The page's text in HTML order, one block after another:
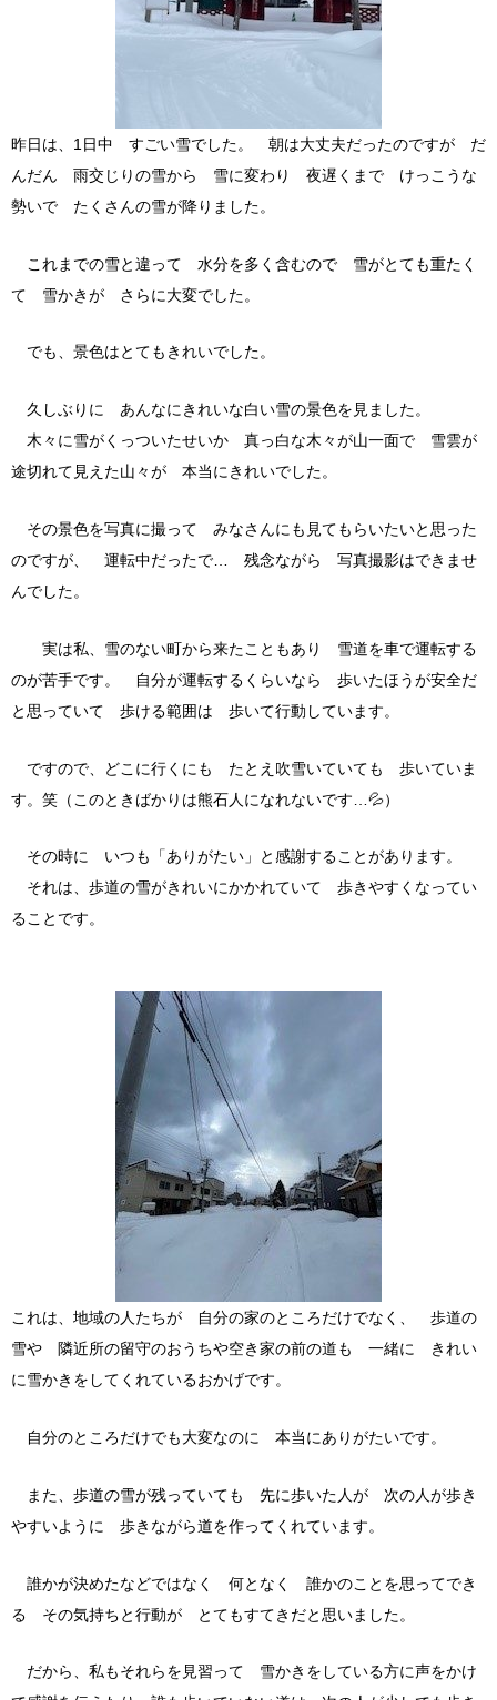
昨日は、1日中 すごい雪でした。 朝は大丈夫だったのですが だ
んだん 雨交じりの雪から 雪に変わり 夜遅くまで けっこうな
勢いで たくさんの雪が降りました。
これまでの雪と違って 水分を多く含むので 雪がとても重たく
て 雪かきが さらに大変でした。
でも、景色はとてもきれいでした。
久しぶりに あんなにきれいな白い雪の景色を見ました。
木々に雪がくっついたせいか 真っ白な木々が山一面で 雪雲が
途切れて見えた山々が 本当にきれいでした。
その景色を写真に撮って みなさんにも見てもらいたいと思った
のですが、 運転中だったで… 残念ながら 写真撮影はできませ
んでした。
実は私、雪のない町から来たこともあり 雪道を車で運転する
のが苦手です。 自分が運転するくらいなら 歩いたほうが安全だ
と思っていて 歩ける範囲は 歩いて行動しています。
ですので、どこに行くにも たとえ吹雪いていても 歩いていま
す。笑（このときばかりは熊石人になれないです…💦）
その時に いつも「ありがたい」と感謝することがあります。
それは、歩道の雪がきれいにかかれていて 歩きやすくなってい
ることです。
これは、地域の人たちが 自分の家のところだけでなく、 歩道の
雪や 隣近所の留守のおうちや空き家の前の道も 一緒に きれい
に雪かきをしてくれているおかげです。
自分のところだけでも大変なのに 本当にありがたいです。
また、歩道の雪が残っていても 先に歩いた人が 次の人が歩き
やすいように 歩きながら道を作ってくれています。
誰かが決めたなどではなく 何となく 誰かのことを思ってでき
る その気持ちと行動が とてもすてきだと思いました。
だから、私もそれらを見習って 雪かきをしている方に声をかけ